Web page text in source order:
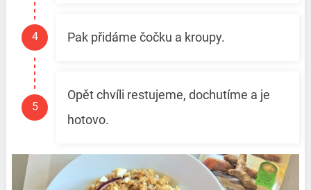
Pak přidáme čočku a kroupy.
Opět chvíli restujeme, dochutíme a je
hotovo.